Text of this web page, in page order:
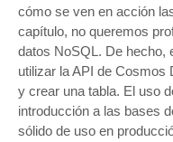
cómo se ven en acción
capítulo, no queremos
datos NoSQL. De hecho,
utilizar la API de Cosmos
y crear una tabla. El uso
introducción a las bases
sólido de uso en